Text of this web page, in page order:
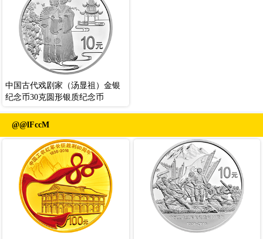
中国古代戏剧家（汤显祖）金银
纪念币30克圆形银质纪念币
@@lFccM